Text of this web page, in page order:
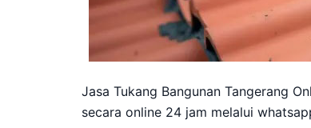
Jasa Tukang Bangunan Tangerang
secara online 24 jam melalui